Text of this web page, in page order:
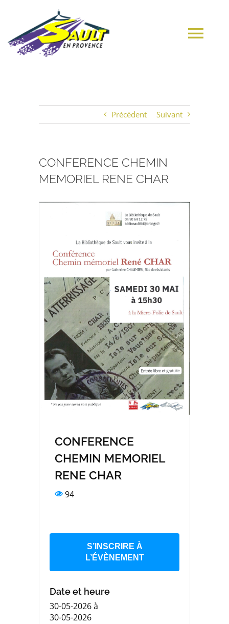
contenu
CULTURE
ACTUALITÉS
Précédent Suivant
CONFERENCE CHEMIN
MEMORIEL RENE CHAR
CONFERENCE
CHEMIN MEMORIEL
RENE CHAR
94
S’INSCRIRE À
L’ÉVÈNEMENT
Date et heure
30-05-2026à
30-05-2026